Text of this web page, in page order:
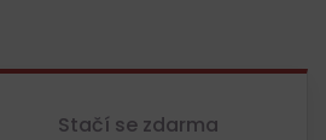
Stačí se zdarma